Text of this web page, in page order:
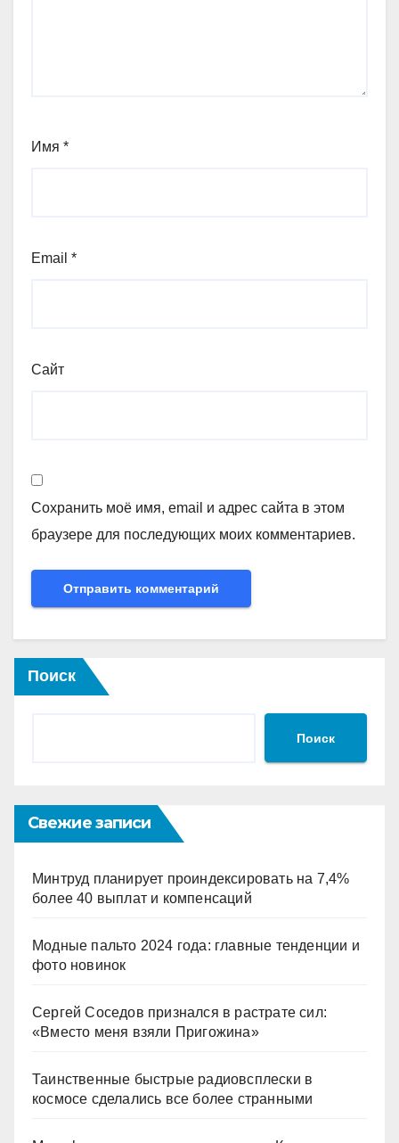
Имя *
Email *
Сайт
Сохранить моё имя, email и адрес сайта в этом
браузере для последующих моих комментариев.
Поиск
Поиск
Свежие записи
Минтруд планирует проиндексировать на 7,4%
более 40 выплат и компенсаций
Модные пальто 2024 года: главные тенденции и
фото новинок
Сергей Соседов признался в растрате сил:
«Вместо меня взяли Пригожина»
Таинственные быстрые радиовсплески в
космосе сделались все более странными